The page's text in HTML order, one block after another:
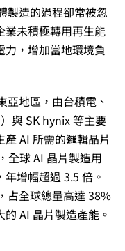
製造的過程卻常被忽
業未積極轉用再生能
，增加當地環境負
亞地區，由台積電、
與 SK hynix 等主要
AI 所需的邏輯晶片
全球 AI 晶片製造用
增幅超過 3.5 倍。
占全球總量高達 38%
的 AI 晶片製造產能。